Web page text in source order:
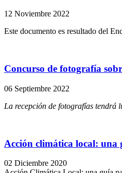
12 Noviembre 2022
Este documento es resultado del
Concurso de fotografía
06 Septiembre 2022
La recepción de fotografías tendrá
Acción climática local: una
02 Diciembre 2020